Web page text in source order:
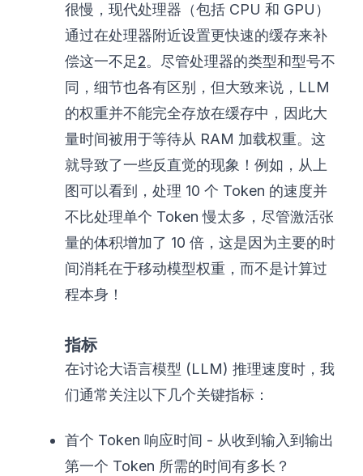
很慢，现代处理器（包括 CPU 和 GPU）
通过在处理器附近设置更快速的缓存来补
偿这一不足2。尽管处理器的类型和型号不
同，细节也各有区别，但大致来说，LLM
的权重并不能完全存放在缓存中，因此大
量时间被用于等待从 RAM 加载权重。这
就导致了一些反直觉的现象！例如，从上
图可以看到，处理 10 个 Token 的速度并
不比处理单个 Token 慢太多，尽管激活张
量的体积增加了 10 倍，这是因为主要的时
间消耗在于移动模型权重，而不是计算过
程本身！
指标
在讨论大语言模型 (LLM) 推理速度时，我
们通常关注以下几个关键指标：
首个 Token 响应时间 - 从收到输入到输出
第一个 Token 所需的时间有多长？